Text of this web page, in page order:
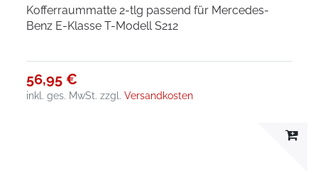
Kofferraummatte 2-tlg passend für Mercedes-
Benz E-Klasse T-Modell S212
56,95 €
inkl. ges. MwSt. zzgl.Versandkosten